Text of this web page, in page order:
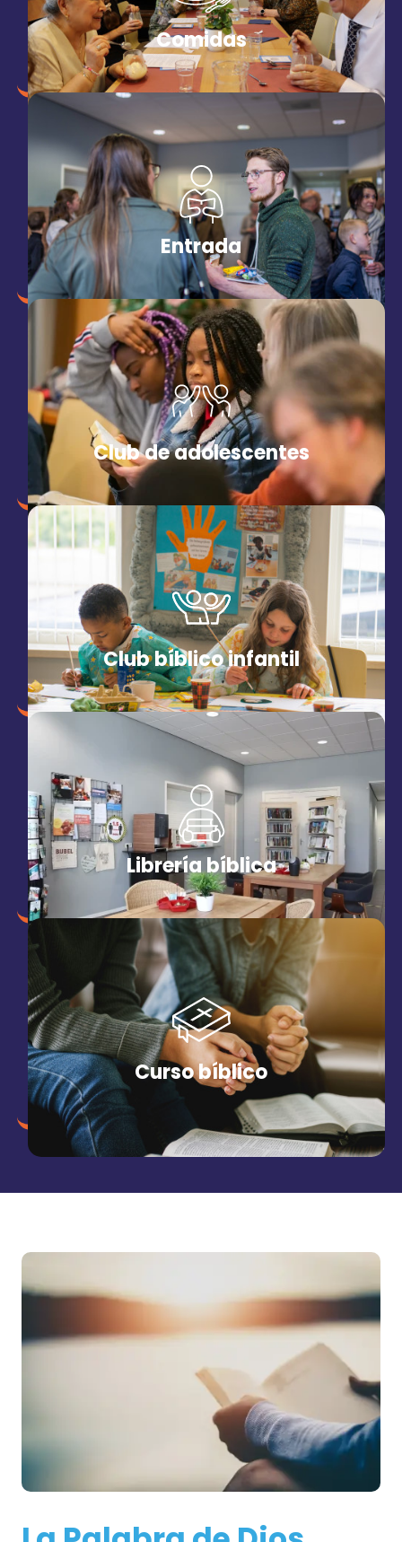
Comidas
Entrada
Club de adolescentes
Club bíblico infantil
Librería bíblica
Curso bíblico